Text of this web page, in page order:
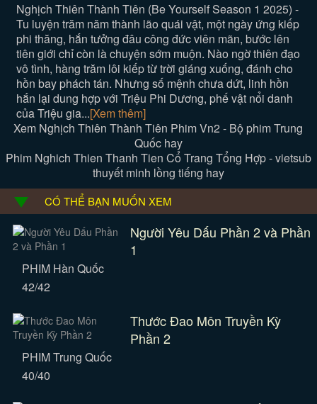
Nghịch Thiên Thành Tiên (Be Yourself Season 1 2025) -
Tu luyện trăm năm thành lão quái vật, một ngày ứng kiếp
phi thăng, hắn tưởng đâu công đức viên mãn, bước lên
tiên giới chỉ còn là chuyện sớm muộn. Nào ngờ thiên đạo
vô tình, hàng trăm lôi kiếp từ trời giáng xuống, đánh cho
hồn bay phách tán. Nhưng số mệnh chưa dứt, linh hồn
hắn lại dung hợp với Triệu Phi Dương, phế vật nổi danh
của Triệu gia...[Xem thêm]
Xem Nghịch Thiên Thành Tiên Phim Vn2 - Bộ phim Trung
Quốc hay
Phim Nghich Thien Thanh Tien Cổ Trang Tổng Hợp - vietsub
thuyết minh lồng tiếng hay
CÓ THỂ BẠN MUỐN XEM
Người Yêu Dấu Phần 2 và Phần
1
PHIM Hàn Quốc
42/42
Thước Đao Môn Truyền Kỳ
Phần 2
PHIM Trung Quốc
40/40